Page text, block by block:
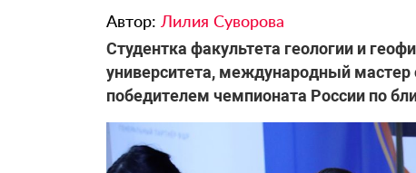
Автор: Лилия Суворова
Студентка факультета геологии и
университета, международный
победителем чемпионата России по